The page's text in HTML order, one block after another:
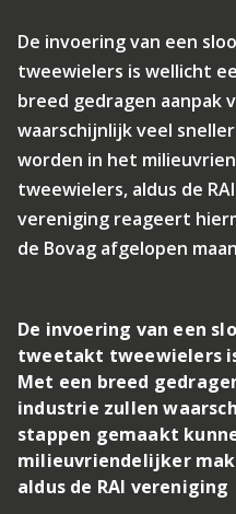
De invoering van een
tweewielers is wellicht
breed gedragen aanpak
waarschijnlijk veel
worden in het
tweewielers, aldus de
vereniging reageert
de Bovag afgelopen
De invoering van een
tweetakt tweewielers
Met een breed
industrie zullen
stappen gemaakt
milieuvriendelijker
aldus de RAI vereniging